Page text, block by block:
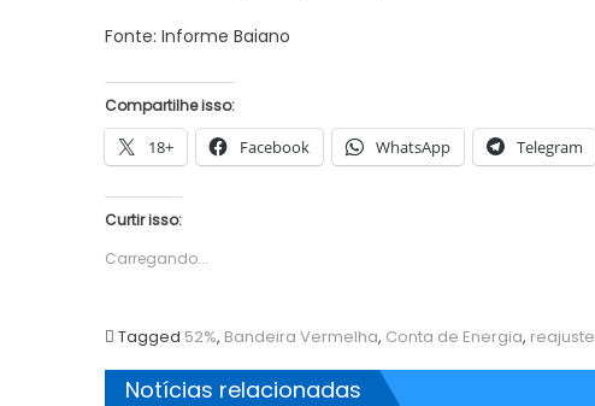
Fonte: Informe Baiano
Compartilhe isso:
18+ Facebook WhatsApp Telegram
Curtir isso:
Carregando...
Tagged 52%, Bandeira Vermelha, Conta de Energia, reajuste
Notícias relacionadas